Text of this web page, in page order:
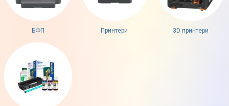
БФП Принтери 3D принтери